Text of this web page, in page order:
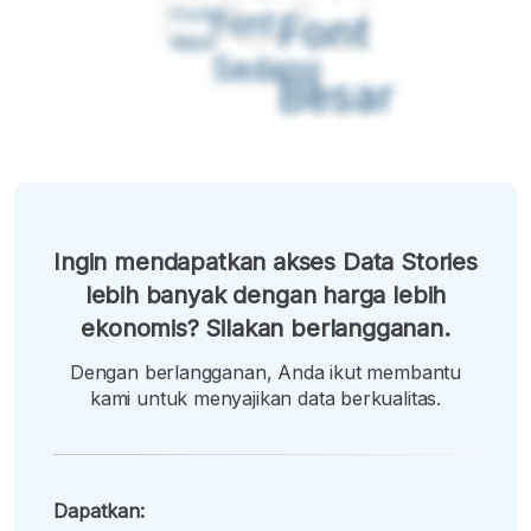
Font
Kecil
Font
Sedang
Font
Besar
Ingin mendapatkan akses Data Stories
lebih banyak dengan harga lebih
ekonomis? Silakan berlangganan.
Dengan berlangganan, Anda ikut membantu
kami untuk menyajikan data berkualitas.
Dapatkan: